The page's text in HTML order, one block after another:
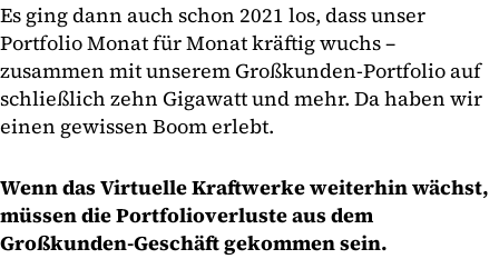
Es ging dann auch schon 2021 los, dass unser
Portfolio Monat für Monat kräftig wuchs –
zusammen mit unserem Großkunden-Portfolio auf
schließlich zehn Gigawatt und mehr. Da haben wir
einen gewissen Boom erlebt.
Wenn das Virtuelle Kraftwerke weiterhin wächst,
müssen die Portfolioverluste aus dem
Großkunden-Geschäft gekommen sein.